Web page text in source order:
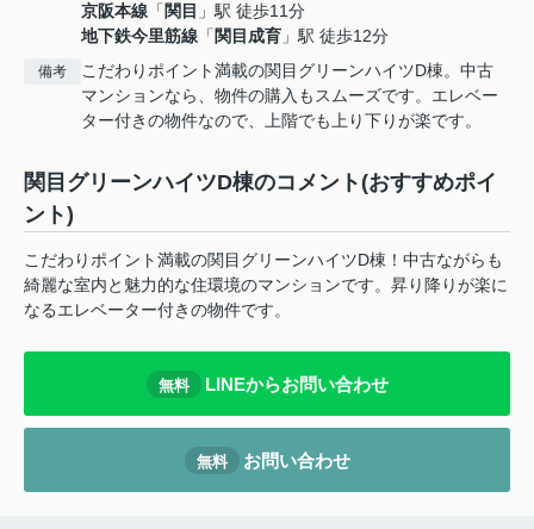
京阪本線 「 関目 」駅 徒歩11分
地下鉄今里筋線 「 関目成育 」駅 徒歩12分
備考
こだわりポイント満載の関目グリーンハイツD棟。中古
マンションなら、物件の購入もスムーズです。エレベー
ター付きの物件なので、上階でも上り下りが楽です。
関目グリーンハイツD棟のコメント(おすすめポイ
ント)
こだわりポイント満載の関目グリーンハイツD棟！中古ながらも
綺麗な室内と魅力的な住環境のマンションです。昇り降りが楽に
なるエレベーター付きの物件です。
無料 LINEからお問い合わせ
無料 お問い合わせ